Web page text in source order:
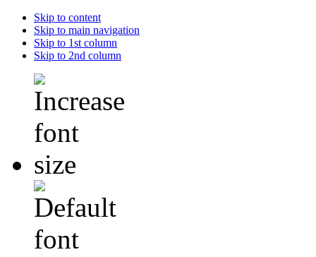
Skip to content
Skip to main navigation
Skip to 1st column
Skip to 2nd column